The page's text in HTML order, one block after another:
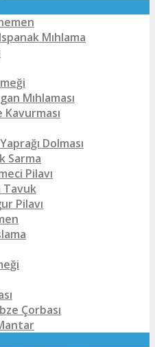
Mıhlama
Mıhlaması
Dolması
Sarma
Pilavı
Tavuk
Pilavı
Çorbası